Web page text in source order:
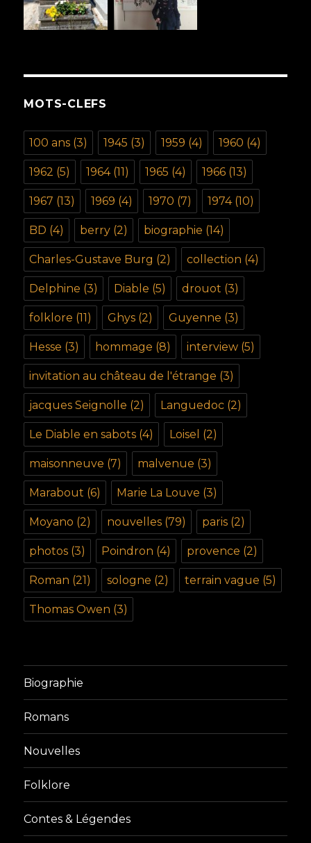
MOTS-CLEFS
100 ans (3) 1945 (3) 1959 (4) 1960 (4)
1962 (5) 1964(11) 1965 (4) 1966 (13)
1967 (13) 1969 (4) 1970 (7) 1974(10)
BD (4) berry (2) biographie (14)
Charles-Gustave Burg (2) collection (4)
Delphine (3) Diable (5) drouot (3)
folklore (11) Ghys (2) Guyenne (3)
Hesse (3) hommage (8) interview (5)
invitation au château de l'étrange (3)
jacques Seignolle (2) Languedoc (2)
Le Diable en sabots (4) Loisel (2)
maisonneuve (7) malvenue (3)
Marabout (6) Marie La Louve (3)
Moyano (2) nouvelles (79) paris (2)
photos (3) Poindron (4) provence (2)
Roman (21) sologne (2) terrain vague (5)
Thomas Owen (3)
Biographie
Romans
Nouvelles
Folklore
Contes & Légendes